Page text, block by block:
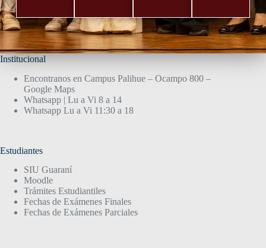
Institucional
Encontranos en Campus Palihue – Ocampo 800 –
Google Maps
Whatsapp | Lu a Vi 8 a 14
Whatsapp Lu a Vi 11:30 a 18
Estudiantes
SIU Guaraní
Moodle
Trámites Estudiantiles
Fechas de Exámenes Finales
Fechas de Exámenes Parciales